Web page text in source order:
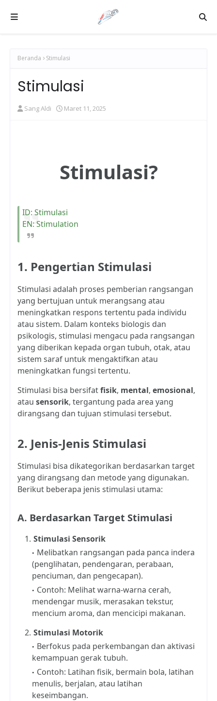
Beranda Stimulasi
Stimulasi
Sang Aldi Maret 11, 2025
Stimulasi?
ID: Stimulasi
EN: Stimulation
1. Pengertian Stimulasi
Stimulasi adalah proses pemberian rangsangan
yang bertujuan untuk merangsang atau
meningkatkan respons tertentu pada individu
atau sistem. Dalam konteks biologis dan
psikologis, stimulasi mengacu pada rangsangan
yang diberikan kepada organ tubuh, otak, atau
sistem saraf untuk mengaktifkan atau
meningkatkan fungsi tertentu.
Stimulasi bisa bersifatfisik, mental, emosional,
atau sensorik, tergantung pada area yang
dirangsang dan tujuan stimulasi tersebut.
2. Jenis-Jenis Stimulasi
Stimulasi bisa dikategorikan berdasarkan target
yang dirangsang dan metode yang digunakan.
Berikut beberapa jenis stimulasi utama:
A. Berdasarkan Target Stimulasi
Stimulasi Sensorik
Melibatkan rangsangan pada panca indera
(penglihatan, pendengaran, perabaan,
penciuman, dan pengecapan).
Contoh: Melihat warna-warna cerah,
mendengar musik, merasakan tekstur,
mencium aroma, dan mencicipi makanan.
Stimulasi Motorik
Berfokus pada perkembangan dan aktivasi
kemampuan gerak tubuh.
Contoh: Latihan fisik, bermain bola, latihan
menulis, berjalan, atau latihan
keseimbangan.